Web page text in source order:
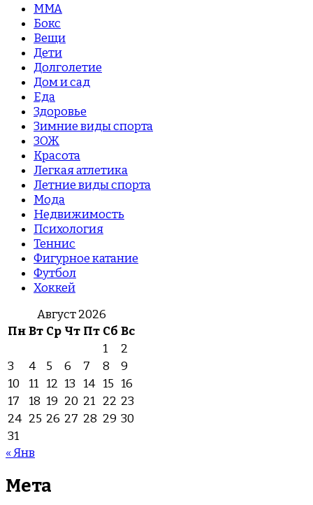
MMA
Бокс
Вещи
Дети
Долголетие
Дом и сад
Еда
Здоровье
Зимние виды спорта
ЗОЖ
Красота
Легкая атлетика
Летние виды спорта
Мода
Недвижимость
Психология
Теннис
Фигурное катание
Футбол
Хоккей
Август 2026
ПнВт Ср Чт Пт Сб Вс
1
2
3
4 5 6 7 8
9
10
11 12 13 14 15 16
17
18 19 20 21 22 23
24 25 26 27 28 29 30
31
« Янв
Мета